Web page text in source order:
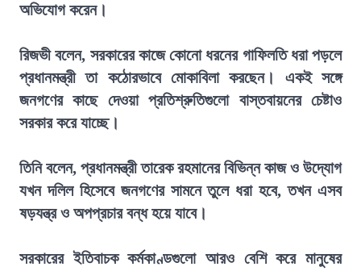
অভিযোগ করেন।
রিজভী বলেন, সরকারের কাজে কোনো ধরনের গাফিলতি ধরা পড়লে
প্রধানমন্ত্রী তা কঠোরভাবে মোকাবিলা করছেন। একই সঙ্গে
জনগণের কাছে দেওয়া প্রতিশ্রুতিগুলো বাস্তবায়নের চেষ্টাও
সরকার করে যাচ্ছে।
তিনি বলেন, প্রধানমন্ত্রী তারেক রহমানের বিভিন্ন কাজ ও উদ্যোগ
যখন দলিল হিসেবে জনগণের সামনে তুলে ধরা হবে, তখন এসব
ষড়যন্ত্র ও অপপ্রচার বন্ধ হয়ে যাবে।
সরকারের ইতিবাচক কর্মকাণ্ডগুলো আরও বেশি করে মানুষের